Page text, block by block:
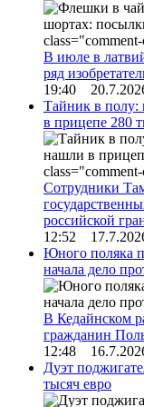
В июле в
ряд
19:40
Тайник в полу:
в прицепе 280
Сотрудники
российской
12:52
Юного поляка
начала дело
В Кедайнском
гражданин
12:48
Дуэт
тысяч евро